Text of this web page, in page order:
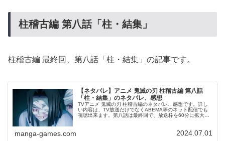
柱稽古編 第八話「柱・結集」
柱稽古編 最終回、第八話「柱・結集」の記事です。
【ネタバレ】アニメ 鬼滅の刃 柱稽古編 第八話
「柱・結集」のネタバレ、感想
TVアニメ 鬼滅の刃 柱稽古編のネタバレ、感想です。詳し
い内容は、TV放送だけでなくABEMA等のネット配信でも
視聴出来ます。第八話は最終回で、放送枠を60分に拡大し
manga-games.com 2024.07.01